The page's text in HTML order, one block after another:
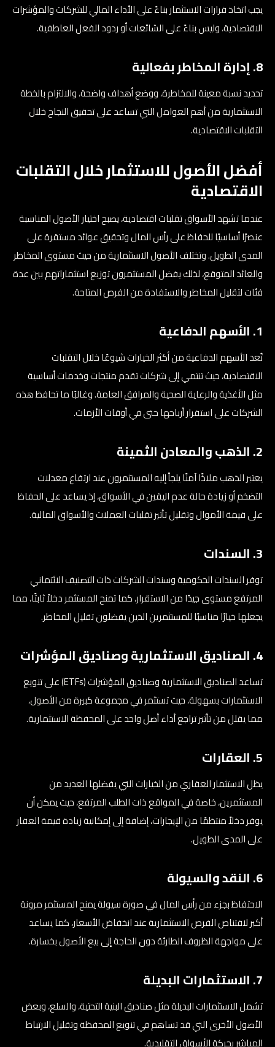
يجب اتخاذ قرارات الاستثمار بناءً على الأداء المالي للشركات والمؤشرات
الاقتصادية، وليس بناءً على الشائعات أو ردود الفعل العاطفية.
8. إدارة المخاطر بفعالية
تحديد نسبة معينة للمخاطرة، ووضع أهداف واضحة، والالتزام بالخطة
الاستثمارية من أهم العوامل التي تساعد على تحقيق النجاح خلال
التقلبات الاقتصادية.
أفضل الأصول للاستثمار خلال التقلبات
الاقتصادية
عندما تشهد الأسواق تقلبات اقتصادية، يصبح اختيار الأصول المناسبة
عنصرًا أساسيًا للحفاظ على رأس المال وتحقيق عوائد مستقرة على
المدى الطويل. وتختلف الأصول الاستثمارية من حيث مستوى المخاطر
والعائد المتوقع، لذلك يفضل المستثمرون توزيع استثماراتهم بين عدة
فئات لتقليل المخاطر والاستفادة من الفرص المتاحة.
1. الأسهم الدفاعية
تُعد الأسهم الدفاعية من أكثر الخيارات شيوعًا خلال التقلبات
الاقتصادية، حيث تنتمي إلى شركات تقدم منتجات وخدمات أساسية
مثل الأغذية والرعاية الصحية والمرافق العامة. وغالبًا ما تحافظ هذه
الشركات على استقرار أرباحها حتى في أوقات الأزمات.
2. الذهب والمعادن الثمينة
يعتبر الذهب ملاذًا آمنًا يلجأ إليه المستثمرون عند ارتفاع معدلات
التضخم أو زيادة حالة عدم اليقين في الأسواق، إذ يساعد على الحفاظ
على قيمة الأموال وتقليل تأثير تقلبات العملات والأسواق المالية.
3. السندات
توفر السندات الحكومية وسندات الشركات ذات التصنيف الائتماني
المرتفع مستوى جيدًا من الاستقرار، كما تمنح المستثمر دخلاً ثابتًا، مما
يجعلها خيارًا مناسبًا للمستثمرين الذين يفضلون تقليل المخاطر.
4. الصناديق الاستثمارية وصناديق المؤشرات
تساعد الصناديق الاستثمارية وصناديق المؤشرات (ETFs) على تنويع
الاستثمارات بسهولة، حيث تستثمر في مجموعة كبيرة من الأصول،
مما يقلل من تأثير تراجع أداء أصل واحد على المحفظة الاستثمارية.
5. العقارات
يظل الاستثمار العقاري من الخيارات التي يفضلها العديد من
المستثمرين، خاصة في المواقع ذات الطلب المرتفع، حيث يمكن أن
يوفر دخلاً منتظمًا من الإيجارات، إضافة إلى إمكانية زيادة قيمة العقار
على المدى الطويل.
6. النقد والسيولة
الاحتفاظ بجزء من رأس المال في صورة سيولة يمنح المستثمر مرونة
أكبر لاقتناص الفرص الاستثمارية عند انخفاض الأسعار، كما يساعد
على مواجهة الظروف الطارئة دون الحاجة إلى بيع الأصول بخسارة.
7. الاستثمارات البديلة
تشمل الاستثمارات البديلة مثل صناديق البنية التحتية، والسلع، وبعض
الأصول الأخرى التي قد تساهم في تنويع المحفظة وتقليل الارتباط
المباشر بحركة الأسواق التقليدية.